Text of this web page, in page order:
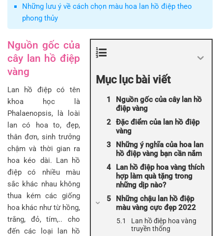
Những lưu ý về cách chọn màu hoa lan hồ điệp theo
phong thủy
Mục lục bài viết
Nguồn gốc của cây lan hồ
điệp vàng
Đặc điểm của lan hồ điệp
vàng
Những ý nghĩa của hoa lan
hồ điệp vàng bạn cần nắm
Lan hồ điệp hoa vàng thích
hợp làm quà tặng trong
những dịp nào?
Những chậu lan hồ điệp
màu vàng cực đẹp 2022
Lan hồ điệp hoa vàng
truyền thống
Nguồn gốc của
cây lan hồ điệp
vàng
Lan hồ điệp có tên
khoa học là
Phalaenopsis, là loài
lan có hoa to, đẹp,
thân đơn, sinh trưởng
chậm và thời gian ra
hoa kéo dài. Lan hồ
điệp có nhiều màu
sắc khác nhau không
thua kém các giống
hoa khác như từ hồng,
trắng, đỏ, tím,.. cho
đến các loại lan hồ